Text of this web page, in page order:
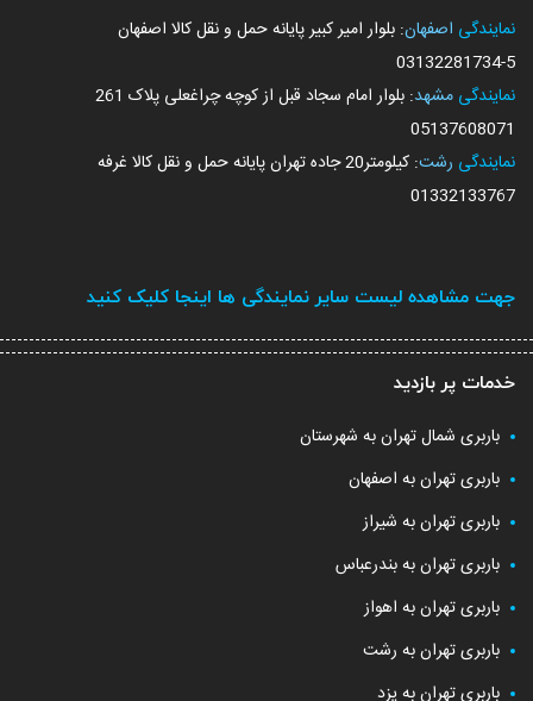
نمایندگی اصفهان: بلوار امیر کبیر پایانه حمل و نقل کالا اصفهان
03132281734-5
نمایندگی مشهد: بلوار امام سجاد قبل از کوچه چراغعلی پلاک 261
05137608071
نمایندگی رشت: کیلومتر20 جاده تهران پایانه حمل و نقل کالا غرفه
01332133767
جهت مشاهده لیست سایر نمایندگی ها اینجا کلیک کنید
خدمات پر بازدید
باربری شمال تهران به شهرستان
باربری تهران به اصفهان
باربری تهران به شیراز
باربری تهران به بندرعباس
باربری تهران به اهواز
باربری تهران به رشت
باربری تهران به یزد